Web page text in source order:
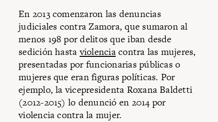
En 2013 comenzaron las denuncias
judiciales contra Zamora, que sumaron al
menos 198 por delitos que iban desde
sedición hastaviolenciacontra las mujeres,
presentadas por funcionarias públicas o
mujeres que eran figuras políticas. Por
ejemplo, la vicepresidenta Roxana Baldetti
(2012-2015) lo denunció en 2014 por
violencia contra la mujer.